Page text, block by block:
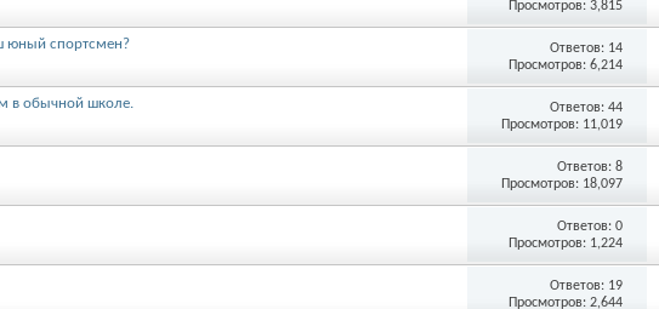
Просмотров: 3,815
юный спортсмен? Ответов: 14
Просмотров: 6,214
в обычной школе. Ответов:44
Просмотров: 11,019
Ответов:8
Просмотров: 18,097
Ответов:0
Просмотров: 1,224
Ответов: 19
Просмотров: 2,644